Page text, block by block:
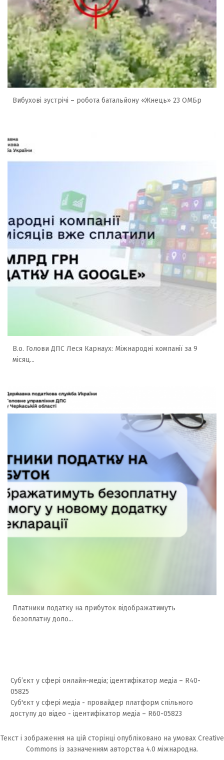
Вибухові зустрічі – робота батальйону «Жнець» 23 ОМБр
В.о. Голови ДПС Леся Карнаух: Міжнародні компанії за 9
місяц...
Платники податку на прибуток відображатимуть
безоплатну допо...
Суб’єкт у сфері онлайн-медіа; ідентифікатор медіа – R40-
05825
Суб'єкт у сфері медіа - провайдер платформ спільного
доступу до відео - ідентифікатор медіа – R60-05823
Текст і зображення на цій сторінці опубліковано на умовах Creative
Commons із зазначенням авторства 4.0 міжнародна.